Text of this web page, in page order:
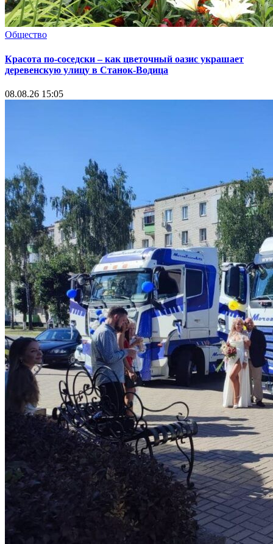
Общество
Красота по-соседски – как цветочный оазис украшает
деревенскую улицу в Станок-Водица
08.08.26 15:05